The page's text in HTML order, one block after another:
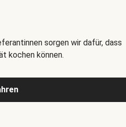
sorgen wir dafür, dass
kochen können.